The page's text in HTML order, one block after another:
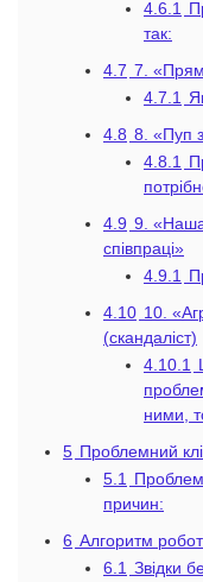
4.6.1
так:
4.7 7.
4.7.1
4.8 8. «Пуп
4.8.1
4.9 9. «Наша
співпраці»
4.9.1
4.10 10.
(скандаліст)
4.10.1
ними,
5 Проблемний
5.1
причин:
6 Алгоритм
6.1 Звідки